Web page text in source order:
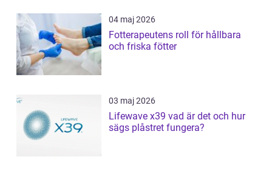
04 maj 2026
Fotterapeutens roll för hållbara
och friska fötter
03 maj 2026
Lifewave x39 vad är det och hur
sägs plåstret fungera?